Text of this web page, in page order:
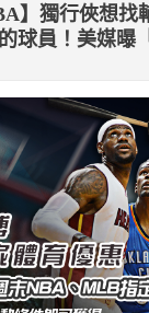
】獨行俠想找
球員！美媒曝